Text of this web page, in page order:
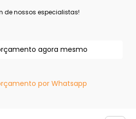
de nossos especialistas!
agora mesmo
por Whatsapp